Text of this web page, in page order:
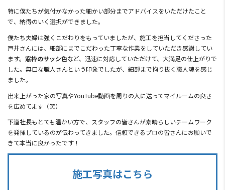
特に僕たちが気付かなかった細かい部分までアドバイスをいただけたこと
で、納得のいく選択ができました。
僕たち夫婦は強くこだわりをもっていましたが、施工を担当してくださった
戸井さんには、細部にまでこだわった丁寧な作業をしていただき感謝してい
ます。 窓枠のサッシ色など、迅速に対応していただけて、大満足の仕上がりで
した。 無口な職人さんという印象でしたが、細部まで拘り抜く職人魂を感じ
ました。
出来上がった家の写真やYouTube動画を周りの人に送ってマイルームの良さ
を広めてます（笑）
下道社長もとても温かい方で、スタッフの皆さんが素晴らしいチームワーク
を発揮しているのが伝わってきました。信頼できるプロの皆さんにお願いで
きて本当に良かったです！
施工写真はこちら